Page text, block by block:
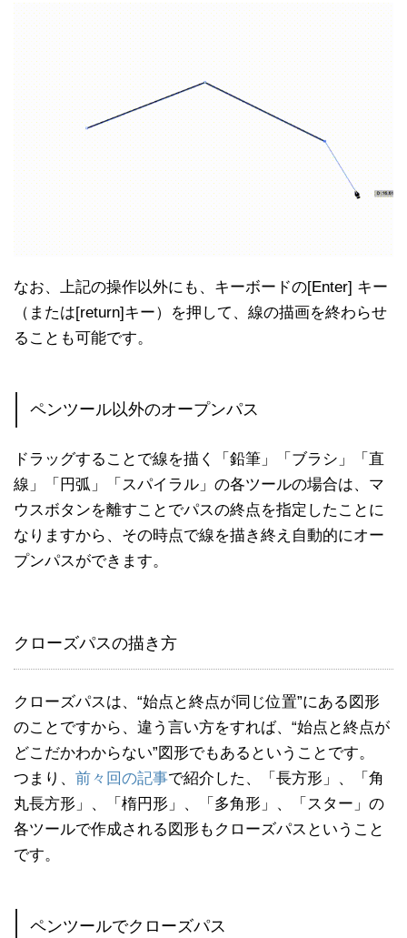
なお、上記の操作以外にも、キーボードの[Enter] キー
（または[return]キー）を押して、線の描画を終わらせ
ることも可能です。
ペンツール以外のオープンパス
ドラッグすることで線を描く「鉛筆」「ブラシ」「直
線」「円弧」「スパイラル」の各ツールの場合は、マ
ウスボタンを離すことでパスの終点を指定したことに
なりますから、その時点で線を描き終え自動的にオー
プンパスができます。
クローズパスの描き方
クローズパスは、“始点と終点が同じ位置”にある図形
のことですから、違う言い方をすれば、“始点と終点が
どこだかわからない”図形でもあるということです。
つまり、 前々回の記事で紹介した、「長方形」、「角
丸長方形」、「楕円形」、「多角形」、「スター」の
各ツールで作成される図形もクローズパスということ
です。
ペンツールでクローズパス